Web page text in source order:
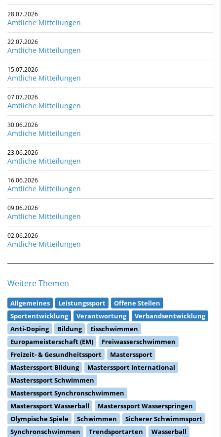
28.07.2026
Amtliche Mitteilungen
22.07.2026
Amtliche Mitteilungen
15.07.2026
Amtliche Mitteilungen
07.07.2026
Amtliche Mitteilungen
30.06.2026
Amtliche Mitteilungen
23.06.2026
Amtliche Mitteilungen
16.06.2026
Amtliche Mitteilungen
09.06.2026
Amtliche Mitteilungen
02.06.2026
Amtliche Mitteilungen
Weitere Themen
Allgemeines Leistungssport
Offene Stellen
Sportentwicklung
Verantwortung
Verbandsentwicklung
Anti-Doping
Bildung
Eisschwimmen
Europameisterschaft (EM)
Freiwasserschwimmen
Freizeit- & Gesundheitssport
Masterssport
Masterssport Bildung
Masterssport International
Masterssport Schwimmen
Masterssport Synchronschwimmen
Masterssport Wasserball
Masterssport Wasserspringen
Olympische Spiele
Schwimmen
Sicherer Schwimmsport
Synchronschwimmen
Trendsportarten
Wasserball